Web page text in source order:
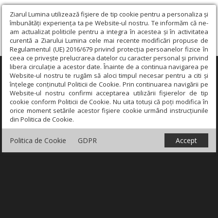
Ziarul Lumina utilizează fişiere de tip cookie pentru a personaliza și
îmbunătăți experiența ta pe Website-ul nostru. Te informăm că ne-
am actualizat politicile pentru a integra în acestea și în activitatea
curentă a Ziarului Lumina cele mai recente modificări propuse de
Regulamentul (UE) 2016/679 privind protecția persoanelor fizice în
ceea ce privește prelucrarea datelor cu caracter personal și privind
libera circulație a acestor date. Înainte de a continua navigarea pe
Website-ul nostru te rugăm să aloci timpul necesar pentru a citi și
înțelege conținutul Politicii de Cookie. Prin continuarea navigării pe
Website-ul nostru confirmi acceptarea utilizării fişierelor de tip
cookie conform Politicii de Cookie. Nu uita totuși că poți modifica în
orice moment setările acestor fişiere cookie urmând instrucțiunile
din Politica de Cookie.
Politica de Cookie GDPR Accept
×